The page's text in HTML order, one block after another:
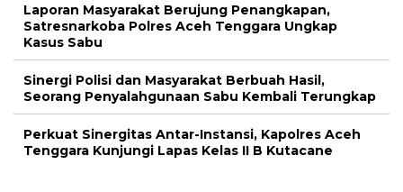
Laporan Masyarakat Berujung Penangkapan,
Satresnarkoba Polres Aceh Tenggara Ungkap
Kasus Sabu
Sinergi Polisi dan Masyarakat Berbuah Hasil,
Seorang Penyalahgunaan Sabu Kembali Terungkap
Perkuat Sinergitas Antar-Instansi, Kapolres Aceh
Tenggara Kunjungi Lapas Kelas II B Kutacane